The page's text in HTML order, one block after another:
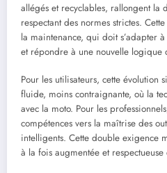
allégés et recyclables, rallongent la
respectant des normes strictes.
la maintenance, qui doit s’adapter
et répondre à une nouvelle
Pour les utilisateurs, cette évolution
fluide, moins contraignante, où la
avec la moto. Pour les
compétences vers la maîtrise des
intelligents. Cette double exigence
à la fois augmentée et